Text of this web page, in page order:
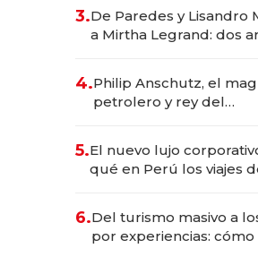
las marcas "fast
3.De Paredes y Lisandro
a Mirtha Legrand: dos
4.Philip Anschutz, el
petrolero y rey del
Fénix
5.El nuevo lujo
qué en Perú los viajes
transformadoras
6.Del turismo masivo a
por experiencias: cómo